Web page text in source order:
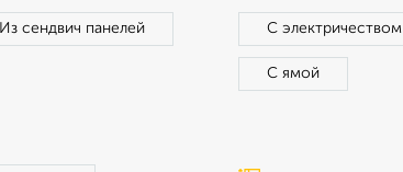
Из сендвич панелей С электричеством
С ямой